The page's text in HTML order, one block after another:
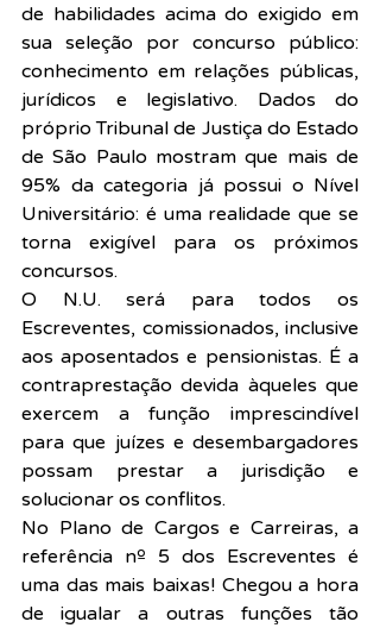
de habilidades acima do exigido em
sua seleção por concurso público:
conhecimento em relações públicas,
jurídicos e legislativo. Dados do
próprio Tribunal de Justiça do Estado
de São Paulo mostram que mais de
95% da categoria já possui o Nível
Universitário: é uma realidade que se
torna exigível para os próximos
concursos.
O N.U. será para todos os
Escreventes, comissionados, inclusive
aos aposentados e pensionistas. É a
contraprestação devida àqueles que
exercem a função imprescindível
para que juízes e desembargadores
possam prestar a jurisdição e
solucionar os conflitos.
No Plano de Cargos e Carreiras, a
referência nº 5 dos Escreventes é
uma das mais baixas! Chegou a hora
de igualar a outras funções tão